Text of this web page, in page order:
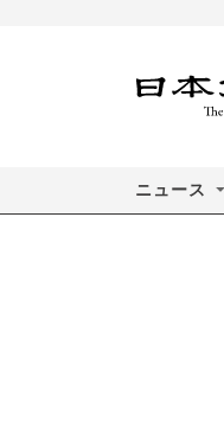
ニュース